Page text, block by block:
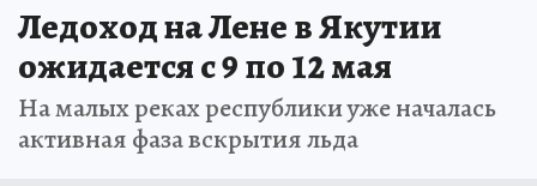
Ледоход на Лене в Якутии
ожидается с 9 по 12 мая
На малых реках республики уже началась
активная фаза вскрытия льда